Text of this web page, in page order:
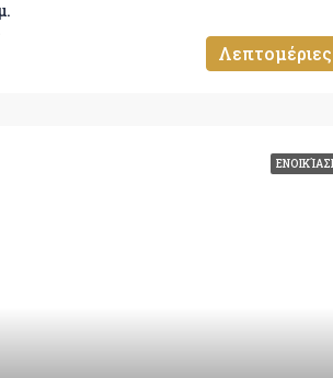
Λεπτομέριες